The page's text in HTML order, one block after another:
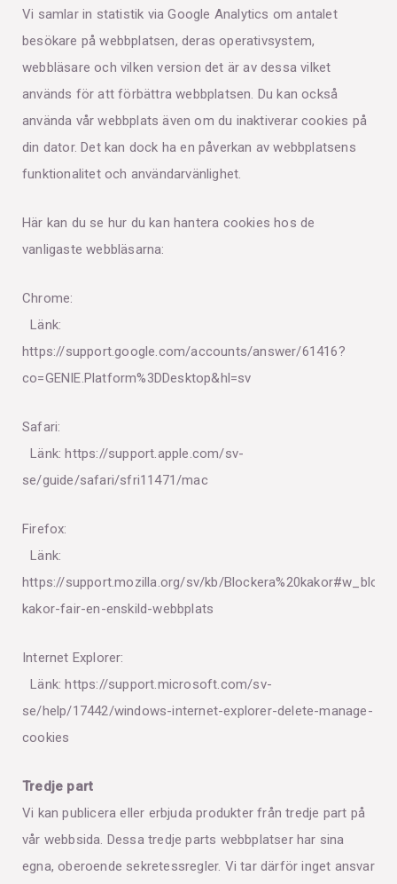
Vi samlar in statistik via Google Analytics om antalet
besökare på webbplatsen, deras operativsystem,
webbläsare och vilken version det är av dessa vilket
används för att förbättra webbplatsen. Du kan också
använda vår webbplats även om du inaktiverar cookies på
din dator. Det kan dock ha en påverkan av webbplatsens
funktionalitet och användarvänlighet.
Här kan du se hur du kan hantera cookies hos de
vanligaste webbläsarna:
Chrome:
Länk:
https://support.google.com/accounts/answer/61416?
co=GENIE.Platform%3DDesktop&hl=sv
Safari:
Länk:https://support.apple.com/sv-
se/guide/safari/sfri11471/mac
Firefox:
Länk:
https://support.mozilla.org/sv/kb/
kakor-fair-en-enskild-webbplats
Internet Explorer:
Länk:https://support.microsoft.com/sv-
se/help/17442/windows-internet-explorer-delete-manage-
cookies
Tredje part
Vi kan publicera eller erbjuda produkter från tredje part på
vår webbsida. Dessa tredje parts webbplatser har sina
egna, oberoende sekretessregler. Vi tar därför inget ansvar